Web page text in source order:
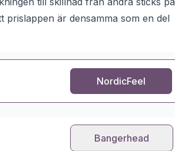
prislappen är densamma som en del
NordicFeel
Bangerhead